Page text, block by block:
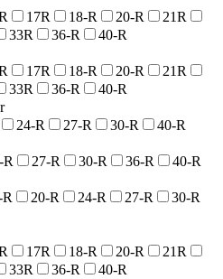
17R 18-R 20-R
21R
33R 36-R
40-R
17R 18-R 20-R
21R
33R 36-R
40-R
24-R 27-R 30-R
40-R
R 27-R 30-R 36-R
40-R
20-R 24-R 27-R
30-R
17R 18-R 20-R
21R
33R 36-R
40-R